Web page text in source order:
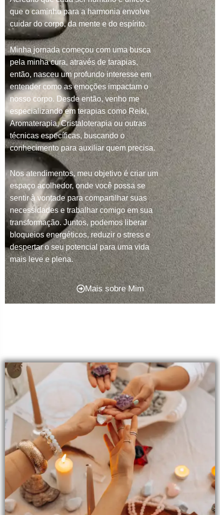
que o caminho para a harmonia envolve
cuidar do corpo, da mente e do espírito.
Minha jornada começou com uma busca
pela minha cura, através de tarapias,
então, nasceu um profundo interesse em
entender como as emoções impactam o
nosso corpo. Desde então, venho me
especializando em terapias como Reiki,
Aromaterapia, Cristaloterapia ou outras
técnicas específicas, buscando o
conhecimento para auxiliar quem precisa.
Nos atendimentos, meu objetivo é criar um
espaço acolhedor, onde você possa se
sentir à vontade para compartilhar suas
necessidades e trabalhar comigo em sua
transformação. Juntos, podemos liberar
bloqueios energéticos, reduzir o stress e
despertar o seu potencial para uma vida
mais leve e plena.
Mais sobre Mim